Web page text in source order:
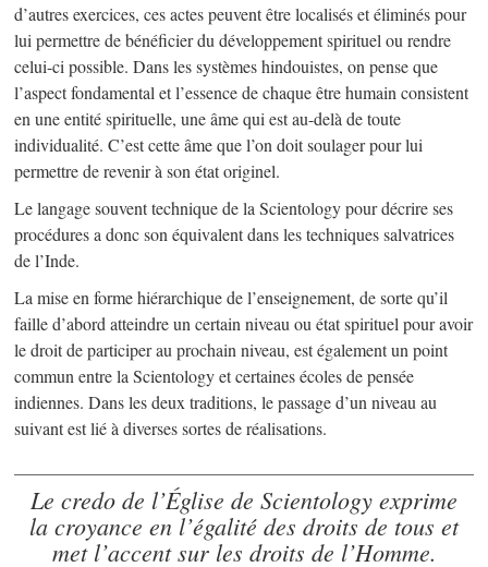
d’autres exercices, ces actes peuvent être localisés et éliminés pour
lui permettre de bénéficier du développement spirituel ou rendre
celui-ci possible. Dans les systèmes hindouistes, on pense que
l’aspect fondamental et l’essence de chaque être humain consistent
en une entité spirituelle, une âme qui est au-delà de toute
individualité. C’est cette âme que l’on doit soulager pour lui
permettre de revenir à son état originel.
Le langage souvent technique de la Scientology pour décrire ses
procédures a donc son équivalent dans les techniques salvatrices
de l’Inde.
La mise en forme hiérarchique de l’enseignement, de sorte qu’il
faille d’abord atteindre un certain niveau ou état spirituel pour avoir
le droit de participer au prochain niveau, est également un point
commun entre la Scientology et certaines écoles de pensée
indiennes. Dans les deux traditions, le passage d’un niveau au
suivant est lié à diverses sortes de réalisations.
Le credo de l’Église de Scientology exprime
la croyance en l’égalité des droits de tous et
met l’accent sur les droits de l’Homme.